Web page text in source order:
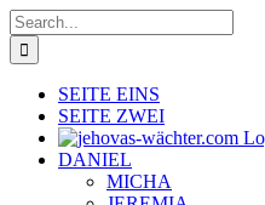
Skip
to
content
Search
for:
SEITE EINS
SEITE ZWEI
DANIEL
MICHA